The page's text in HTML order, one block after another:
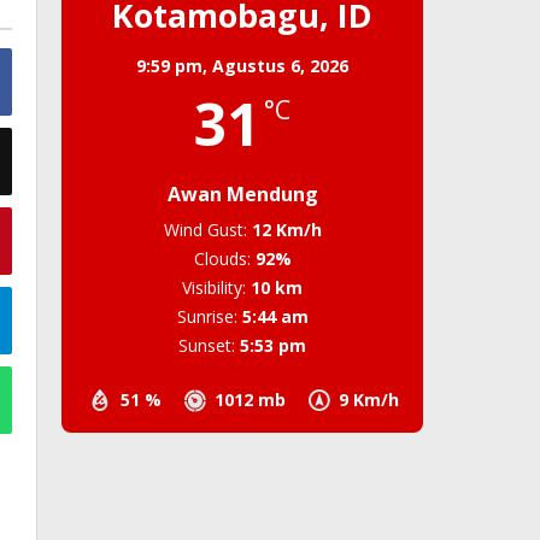
Kotamobagu, ID
9:59 pm,Agustus 6, 2026
31 °C
Awan Mendung
51 % 1012 mb 9 Km/h
Wind Gust: 12 Km/h
Clouds: 92%
Visibility: 10 km
Sunrise: 5:44 am
Sunset: 5:53 pm